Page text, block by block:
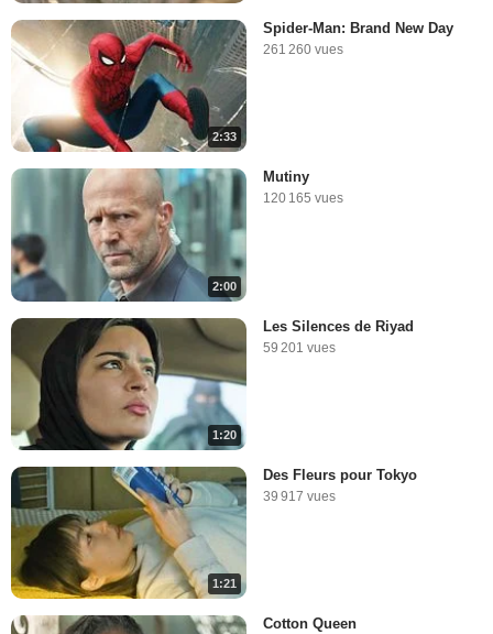
2:33
Spider-Man: Brand New Day
261 260 vues
2:00
Mutiny
120 165 vues
1:20
Les Silences de Riyad
59 201 vues
1:21
Des Fleurs pour Tokyo
39 917 vues
Cotton Queen